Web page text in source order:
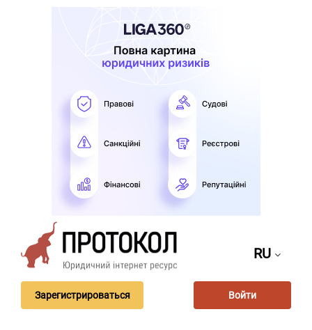
RU
Зарегистрироваться Войти